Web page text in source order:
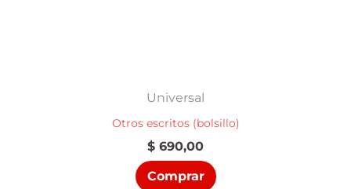
Universal
Otros escritos (bolsillo)
$ 690,00
Comprar